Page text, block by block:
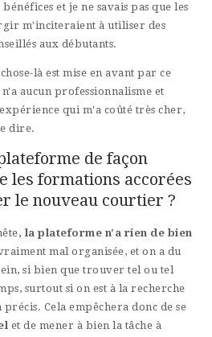
et je ne savais pas que les
m'inciteraient à utiliser des
aux débutants.
là est mise en avant par ce
aucun professionnalisme et
qui m'a coûté très cher,
dire.
de façon
les formations accorées
le nouveau courtier ?
, la plateforme n'a rien de bien
mal organisée, et on a du
si bien que trouver tel ou tel
surtout si on est à la recherche
Cela empêchera donc de se
et de mener à bien la tâche à